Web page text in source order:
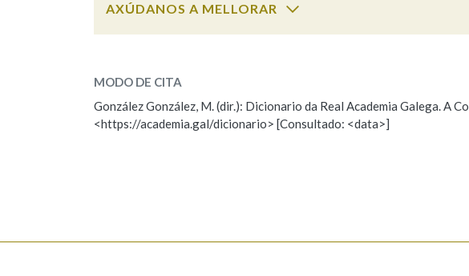
AXUDA NA
AXÚDANOS A MELLORAR
ESCOLLE UNHA OPCIÓN:
Observación Hai un erro na palabra Propoño mellorar
MODO DE CITA
González González, M. (dir.): Dicionario da Real Academia Galega. A
<https://academia.gal/dicionario> [Consultado: <data>]